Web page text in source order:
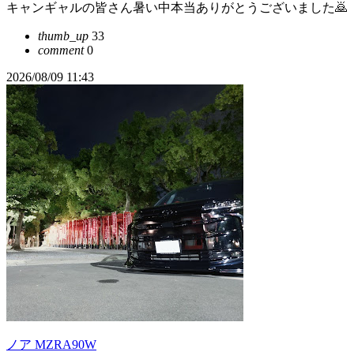
キャンギャルの皆さん暑い中本当ありがとうございました🙇
thumb_up 33
comment0
2026/08/09 11:43
ノア MZRA90W